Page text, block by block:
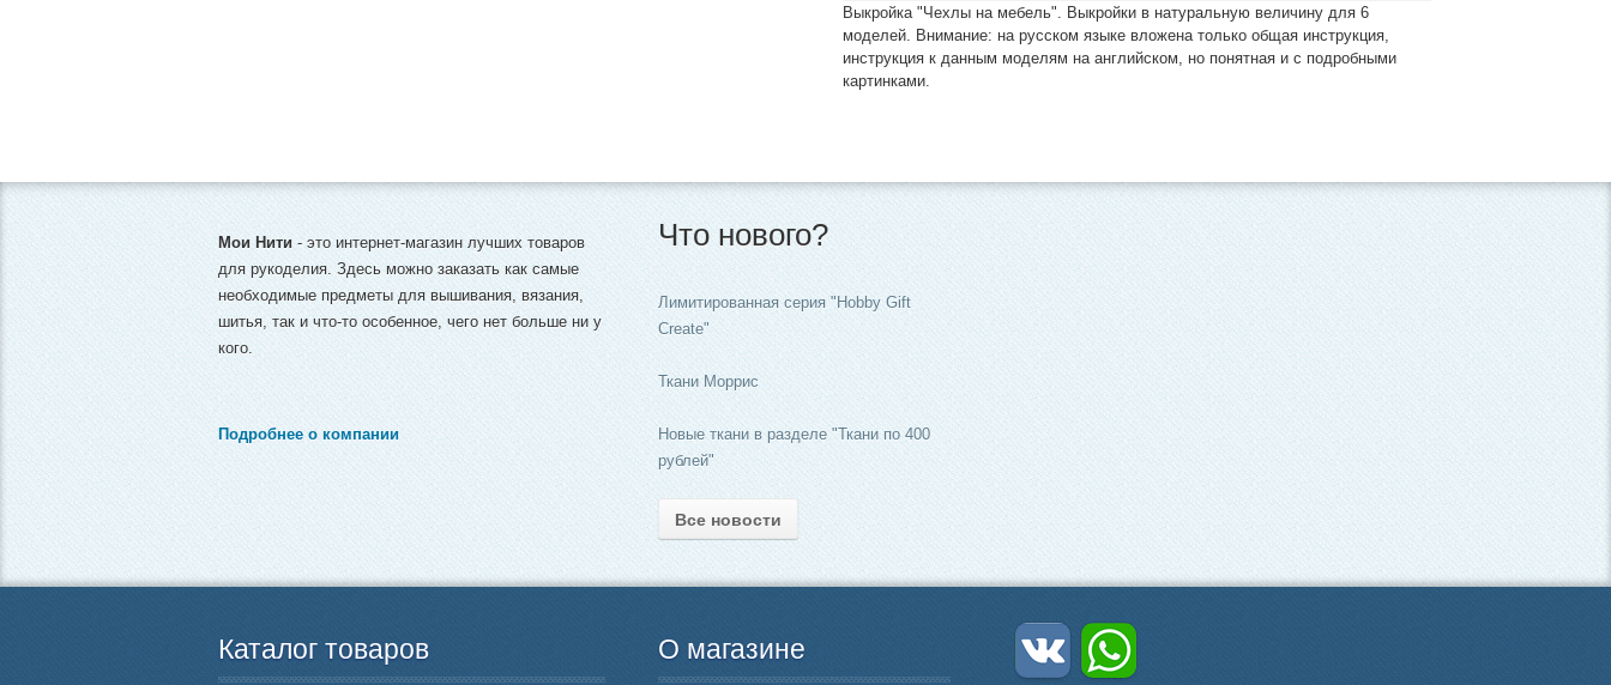
Выкройка "Чехлы на мебель". Выкройки в натуральную величину для 6
моделей. Внимание: на русском языке вложена только общая инструкция,
инструкция к данным моделям на английском, но понятная и с подробными
картинками.
Мои Нити- это интернет-магазин лучших товаров
для рукоделия. Здесь можно заказать как самые
необходимые предметы для вышивания, вязания,
шитья, так и что-то особенное, чего нет больше ни у
кого.
Подробнее о компании
Что нового?
Лимитированная серия "Hobby Gift
Create"
Ткани Моррис
Новые ткани в разделе "Ткани по 400
рублей"
Все новости
Каталог товаров О магазине